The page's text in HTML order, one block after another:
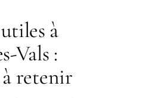
à
Vals :
retenir